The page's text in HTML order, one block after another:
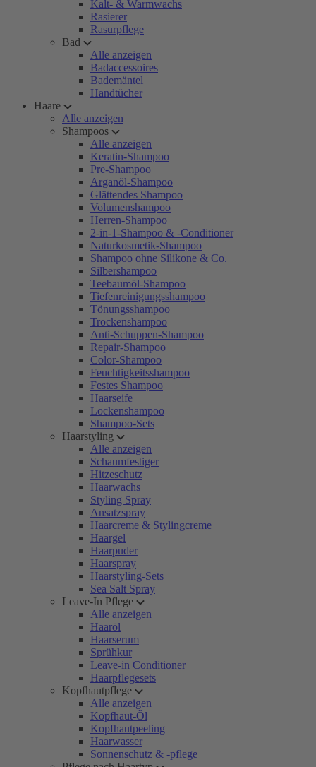
Kalt- & Warmwachs
Rasierer
Rasurpflege
Bad
Alle anzeigen
Badaccessoires
Bademäntel
Handtücher
Haare
Alle anzeigen
Shampoos
Alle anzeigen
Keratin-Shampoo
Pre-Shampoo
Arganöl-Shampoo
Glättendes Shampoo
Volumenshampoo
Herren-Shampoo
2-in-1-Shampoo & -Conditioner
Naturkosmetik-Shampoo
Shampoo ohne Silikone & Co.
Silbershampoo
Teebaumöl-Shampoo
Tiefenreinigungsshampoo
Tönungsshampoo
Trockenshampoo
Anti-Schuppen-Shampoo
Repair-Shampoo
Color-Shampoo
Feuchtigkeitsshampoo
Festes Shampoo
Haarseife
Lockenshampoo
Shampoo-Sets
Haarstyling
Alle anzeigen
Schaumfestiger
Hitzeschutz
Haarwachs
Styling Spray
Ansatzspray
Haarcreme & Stylingcreme
Haargel
Haarpuder
Haarspray
Haarstyling-Sets
Sea Salt Spray
Leave-In Pflege
Alle anzeigen
Haaröl
Haarserum
Sprühkur
Leave-in Conditioner
Haarpflegesets
Kopfhautpflege
Alle anzeigen
Kopfhaut-Öl
Kopfhautpeeling
Haarwasser
Sonnenschutz & -pflege